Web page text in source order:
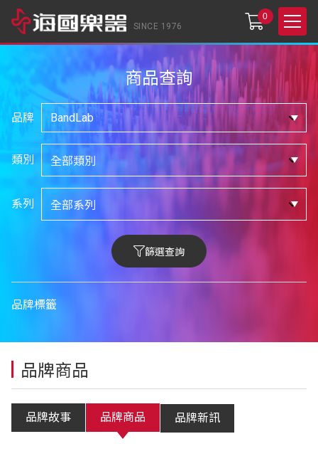
SINCE 1976
0
商品查詢
品牌
類別
系列
篩選查詢
品牌標籤
品牌商品
品牌故事 品牌商品 品牌新訊